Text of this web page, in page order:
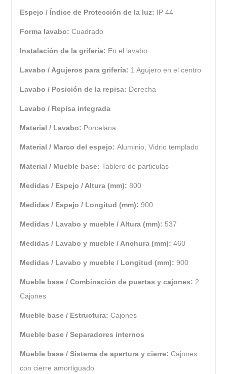
Espejo / Índice de Protección de la luz: IP 44
Forma lavabo:Cuadrado
Instalación de la grifería: En el lavabo
Lavabo / Agujeros para grifería: 1 Agujero en el centro
Lavabo / Posición de la repisa: Derecha
Lavabo / Repisa integrada
Material / Lavabo: Porcelana
Material / Marco del espejo:Aluminio, Vidrio templado
Material / Mueble base:Tablero de particulas
Medidas / Espejo / Altura (mm):800
Medidas / Espejo / Longitud (mm):900
Medidas / Lavabo y mueble / Altura (mm): 537
Medidas / Lavabo y mueble / Anchura (mm):460
Medidas / Lavabo y mueble / Longitud (mm):900
Mueble base / Combinación de puertas y cajones:2
Cajones
Mueble base / Estructura:Cajones
Mueble base / Separadores internos
Mueble base / Sistema de apertura y cierre:Cajones
con cierre amortiguado